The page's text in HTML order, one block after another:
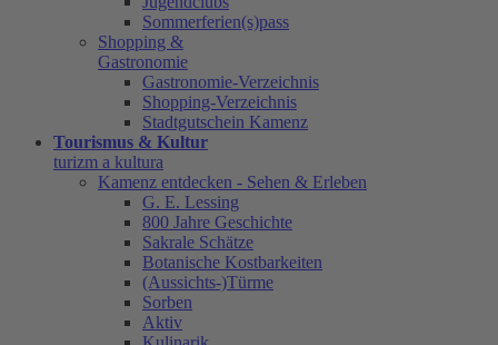
Sommerferien(s)pass
Shopping &
Gastronomie
Gastronomie-Verzeichnis
Shopping-Verzeichnis
Stadtgutschein Kamenz
Tourismus & Kultur
turizm a kultura
Kamenz entdecken - Sehen & Erleben
G. E. Lessing
800 Jahre Geschichte
Sakrale Schätze
Botanische Kostbarkeiten
(Aussichts-)Türme
Sorben
Aktiv